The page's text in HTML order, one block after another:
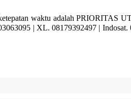
waktu adalah PRIORITAS
| XL. 08179392497 |